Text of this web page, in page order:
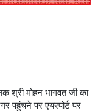
श्री मोहन भागवत जी का
पहुंचने पर एयरपोर्ट पर